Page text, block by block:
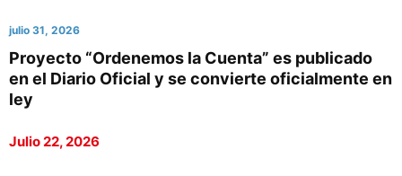
julio 31, 2026
Proyecto “Ordenemos la Cuenta” es publicado
en el Diario Oficial y se convierte oficialmente en
ley
Julio 22, 2026